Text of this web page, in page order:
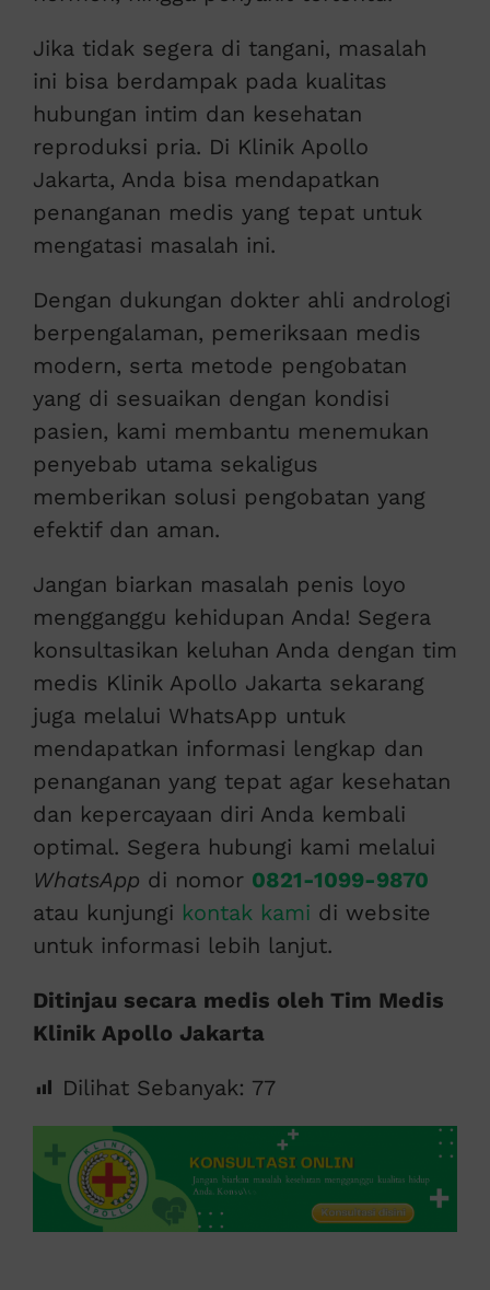
Jika tidak segera di tangani, masalah
ini bisa berdampak pada kualitas
hubungan intim dan kesehatan
reproduksi pria. Di Klinik Apollo
Jakarta, Anda bisa mendapatkan
penanganan medis yang tepat untuk
mengatasi masalah ini.
Dengan dukungan dokter ahli andrologi
berpengalaman, pemeriksaan medis
modern, serta metode pengobatan
yang di sesuaikan dengan kondisi
pasien, kami membantu menemukan
penyebab utama sekaligus
memberikan solusi pengobatan yang
efektif dan aman.
Jangan biarkan masalah penis loyo
mengganggu kehidupan Anda! Segera
konsultasikan keluhan Anda dengan tim
medis Klinik Apollo Jakarta sekarang
juga melalui WhatsApp untuk
mendapatkan informasi lengkap dan
penanganan yang tepat agar kesehatan
dan kepercayaan diri Anda kembali
optimal. Segera hubungi kami melalui
WhatsApp di nomor 0821-1099-9870
atau kunjungi kontak kami di website
untuk informasi lebih lanjut.
Ditinjau secara medis oleh Tim Medis
Klinik Apollo Jakarta
Dilihat Sebanyak: 77